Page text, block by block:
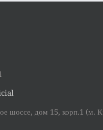
шоссе, дом 15, корп.1 (м.